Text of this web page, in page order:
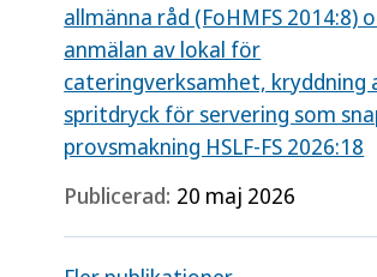
allmänna råd (FoHMFS 2014:8)
anmälan av lokal för
cateringverksamhet, kryddning
spritdryck för servering som
provsmakning HSLF-FS 2026:18
Publicerad: 20 maj 2026